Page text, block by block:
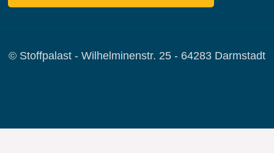
© Stoffpalast - Wilhelminenstr. 25 - 64283 Darmstadt